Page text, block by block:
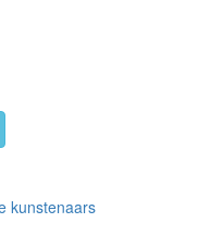
kunstenaars